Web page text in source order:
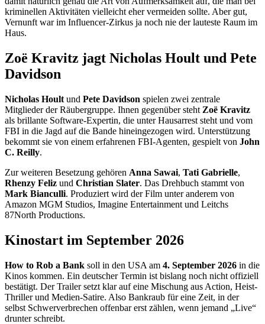
kriminellen Aktivitäten vielleicht eher vermeiden sollte. Aber gut,
Vernunft war im Influencer-Zirkus ja noch nie der lauteste Raum im
Haus.
Zoë Kravitz jagt Nicholas Hoult und Pete
Davidson
Nicholas Hoult und Pete Davidson spielen zwei zentrale
Mitglieder der Räubergruppe. Ihnen gegenüber steht Zoë Kravitz
als brillante Software-Expertin, die unter Hausarrest steht und vom
FBI in die Jagd auf die Bande hineingezogen wird. Unterstützung
bekommt sie von einem erfahrenen FBI-Agenten, gespielt von John
C. Reilly.
Zur weiteren Besetzung gehören Anna Sawai, Tati Gabrielle,
Rhenzy Feliz und Christian Slater. Das Drehbuch stammt von
Mark Bianculli. Produziert wird der Film unter anderem von
Amazon MGM Studios, Imagine Entertainment und Leitchs
87North Productions.
Kinostart im September 2026
How to Rob a Bank soll in den USA am 4. September 2026 in die
Kinos kommen. Ein deutscher Termin ist bislang noch nicht offiziell
bestätigt. Der Trailer setzt klar auf eine Mischung aus Action, Heist-
Thriller und Medien-Satire. Also Bankraub für eine Zeit, in der
selbst Schwerverbrechen offenbar erst zählen, wenn jemand „Live“
drunter schreibt.